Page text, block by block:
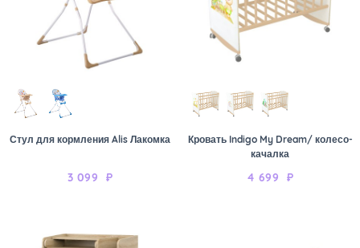
Стул для кормления Alis Лакомка
3 099 ₽
Кровать Indigo My Dream/ колесо-
качалка
4 699 ₽